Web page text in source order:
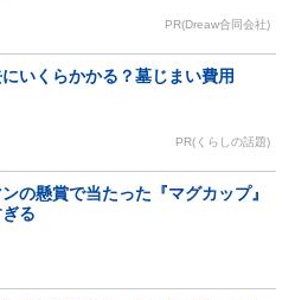
PR(Dreaw合同会社)
いくらかかる？墓じまい費用
PR(くらしの話題)
の懸賞で当たった『マグカップ』
る